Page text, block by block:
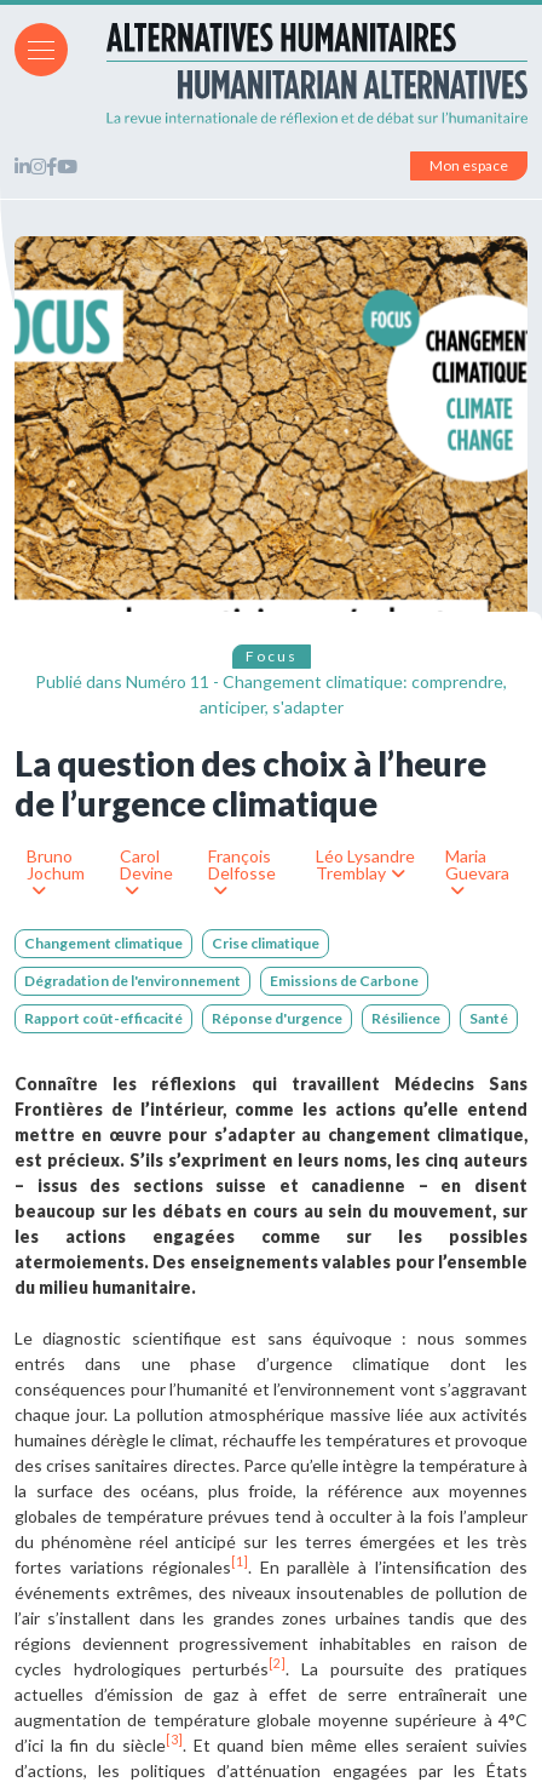
Mon espace
Focus
Publié dans Numéro 11 - Changement climatique: comprendre,
anticiper, s'adapter
La question des choix à l’heure
de l’urgence climatique
Bruno
Jochum
Carol
Devine
François
Delfosse
Léo Lysandre
Tremblay
Maria
Guevara
Changement climatique Crise climatique
Dégradation de l'environnement Emissions de Carbone
Rapport coût-efficacité Réponse d'urgence Résilience Santé
Connaître les réflexions qui travaillent Médecins Sans
Frontières de l’intérieur, comme les actions qu’elle entend
mettre en œuvre pour s’adapter au changement climatique,
est précieux. S’ils s’expriment en leurs noms, les cinq auteurs
– issus des sections suisse et canadienne – en disent
beaucoup sur les débats en cours au sein du mouvement, sur
les actions engagées comme sur les possibles
atermoiements. Des enseignements valables pour l’ensemble
du milieu humanitaire.
Le diagnostic scientifique est sans équivoque : nous sommes
entrés dans une phase d’urgence climatique dont les
conséquences pour l’humanité et l’environnement vont s’aggravant
chaque jour. La pollution atmosphérique massive liée aux activités
humaines dérègle le climat, réchauffe les températures et provoque
des crises sanitaires directes. Parce qu’elle intègre la température à
la surface des océans, plus froide, la référence aux moyennes
globales de température prévues tend à occulter à la fois l’ampleur
du phénomène réel anticipé sur les terres émergées et les très
fortes variations régionales [1] . En parallèle à l’intensification des
événements extrêmes, des niveaux insoutenables de pollution de
l’air s’installent dans les grandes zones urbaines tandis que des
régions deviennent progressivement inhabitables en raison de
cycles hydrologiques perturbés [2] . La poursuite des pratiques
actuelles d’émission de gaz à effet de serre entraînerait une
augmentation de température globale moyenne supérieure à 4°C
d’ici la fin du siècle [3] . Et quand bien même elles seraient suivies
d’actions, les politiques d’atténuation engagées par les États